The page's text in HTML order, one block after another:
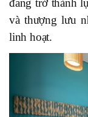
đang trở thành
và thượng lưu
linh hoạt.